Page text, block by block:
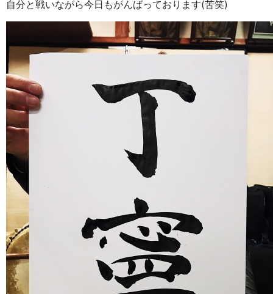
自分と戦いながら今日もがんばっております(苦笑)